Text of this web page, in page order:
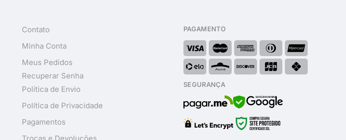
Contato
Minha Conta
Meus Pedidos
Recuperar Senha
Política de Envio
Política de Privacidade
Pagamentos
PAGAMENTO
SEGURANÇA
SAFE BROWSING